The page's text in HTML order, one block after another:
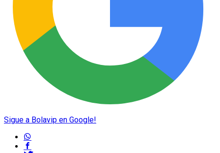
MÉXICO
PERU
US ENGLISH
QUIENES SOMOS
STAFF
CONTACTO
Escribe en Bolavip
Futbolcentroamerica
Términos y Condiciones
Políticas de Privacidad
Política Editorial